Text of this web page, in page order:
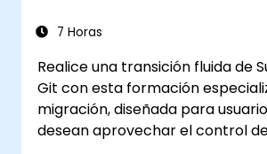
interna.
7 Horas
Realice una transición fluida de
Git con esta formación
migración, diseñada para
desean aprovechar el control